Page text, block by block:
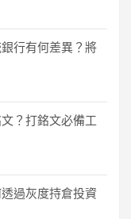
行有何差異？將
？打銘文必備工
過灰度持倉投資